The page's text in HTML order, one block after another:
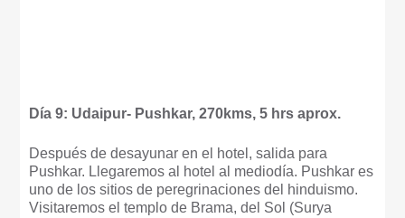
Día 9: Udaipur- Pushkar, 270kms, 5 hrs aprox.
Después de desayunar en el hotel, salida para
Pushkar. Llegaremos al hotel al mediodía. Pushkar es
uno de los sitios de peregrinaciones del hinduismo.
Visitaremos el templo de Brama, del Sol (Surya